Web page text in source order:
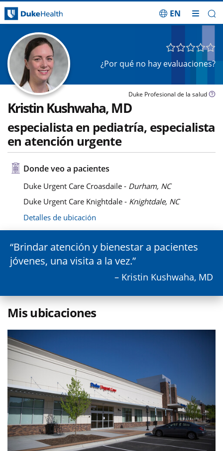
EN
¿Por qué no hay evaluaciones?
Duke Profesional de la salud
Kristin Kushwaha, MD
especialista en pediatría, especialista
en atención urgente
Donde veo a pacientes
Duke Urgent Care Croasdaile - Durham, NC
Duke Urgent Care Knightdale - Knightdale, NC
Detalles de ubicación
Brindar atención y bienestar a pacientes
jóvenes, una visita a la vez.
– Kristin Kushwaha, MD
Mis ubicaciones